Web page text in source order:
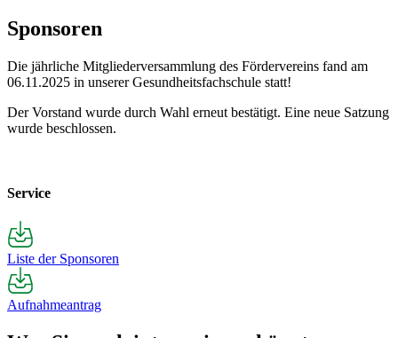
Sponsoren
Die jährliche Mitgliederversammlung des Fördervereins fand am
06.11.2025 in unserer Gesundheitsfachschule statt!
Der Vorstand wurde durch Wahl erneut bestätigt. Eine neue Satzung
wurde beschlossen.
Service
Liste der Sponsoren
Aufnahmeantrag